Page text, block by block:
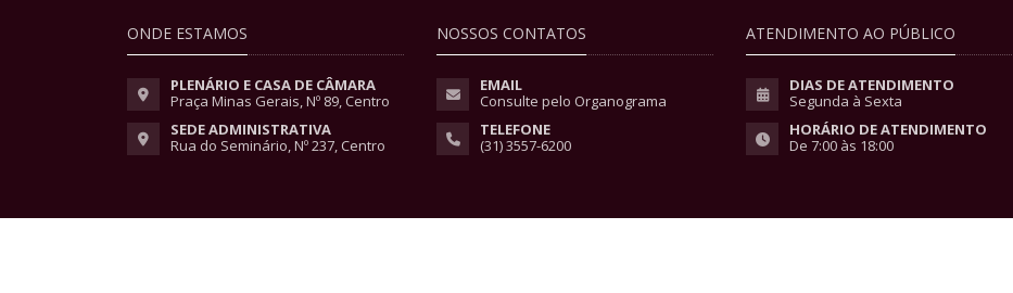
ONDE ESTAMOS
PLENÁRIO E CASA DE CÂMARA
Praça Minas Gerais, Nº 89, Centro
SEDE ADMINISTRATIVA
Rua do Seminário, Nº 237, Centro
NOSSOS CONTATOS
EMAIL
Consulte pelo Organograma
TELEFONE
(31) 3557-6200
ATENDIMENTO AO PÚBLICO
DIAS DE ATENDIMENTO
Segunda à Sexta
HORÁRIO DE ATENDIMENTO
De 7:00 às 18:00